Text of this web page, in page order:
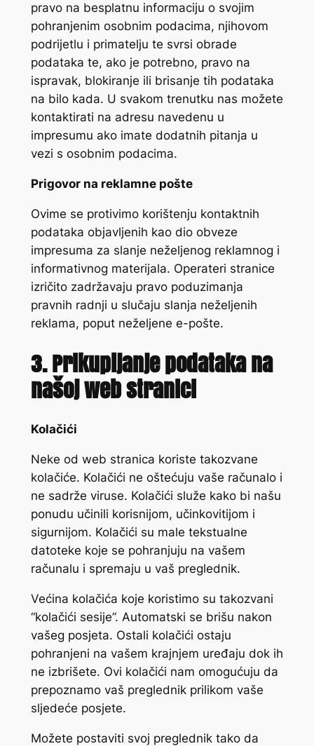
pravo na besplatnu informaciju o svojim
pohranjenim osobnim podacima, njihovom
podrijetlu i primatelju te svrsi obrade
podataka te, ako je potrebno, pravo na
ispravak, blokiranje ili brisanje tih podataka
na bilo kada. U svakom trenutku nas možete
kontaktirati na adresu navedenu u
impresumu ako imate dodatnih pitanja u
vezi s osobnim podacima.
Prigovor na reklamne pošte
Ovime se protivimo korištenju kontaktnih
podataka objavljenih kao dio obveze
impresuma za slanje neželjenog reklamnog i
informativnog materijala. Operateri stranice
izričito zadržavaju pravo poduzimanja
pravnih radnji u slučaju slanja neželjenih
reklama, poput neželjene e-pošte.
3. Prikupljanje podataka na
našoj web stranici
Kolačići
Neke od web stranica koriste takozvane
kolačiće. Kolačići ne oštećuju vaše računalo i
ne sadrže viruse. Kolačići služe kako bi našu
ponudu učinili korisnijom, učinkovitijom i
sigurnijom. Kolačići su male tekstualne
datoteke koje se pohranjuju na vašem
računalu i spremaju u vaš preglednik.
Većina kolačića koje koristimo su takozvani
“kolačići sesije”. Automatski se brišu nakon
vašeg posjeta. Ostali kolačići ostaju
pohranjeni na vašem krajnjem uređaju dok ih
ne izbrišete. Ovi kolačići nam omogućuju da
prepoznamo vaš preglednik prilikom vaše
sljedeće posjete.
Možete postaviti svoj preglednik tako da